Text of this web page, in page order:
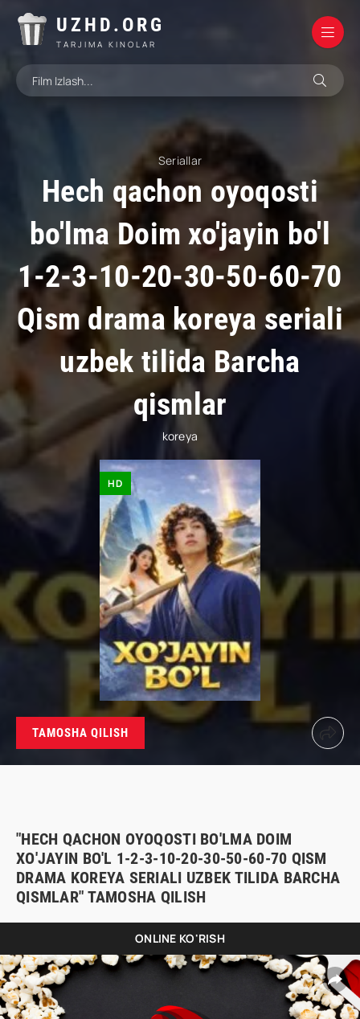
UZHD.ORG
TARJIMA KINOLAR
Seriallar
Hech qachon oyoqosti
bo'lma Doim xo'jayin bo'l
1-2-3-10-20-30-50-60-70
Qism drama koreya seriali
uzbek tilida Barcha
qismlar
koreya
HD
TAMOSHA QILISH
"HECH QACHON OYOQOSTI BO'LMA DOIM
XO'JAYIN BO'L 1-2-3-10-20-30-50-60-70 QISM
DRAMA KOREYA SERIALI UZBEK TILIDA BARCHA
QISMLAR" TAMOSHA QILISH
ONLINE KO'RISH